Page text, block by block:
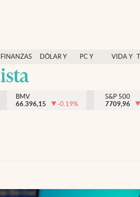
FINANZAS
Y
ECONOMÍA
DÓLAR Y
PC Y
VIDA Y
México
BMV
66.396,15
-0.19%
S&P 500
7709,96